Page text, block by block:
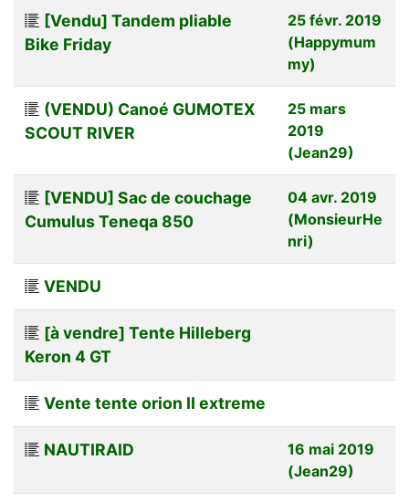
[Vendu] Tandem pliable
Bike Friday
25 févr. 2019
(Happymum
my)
(VENDU) Canoé GUMOTEX
SCOUT RIVER
25 mars
2019
(Jean29)
[VENDU] Sac de couchage
Cumulus Teneqa 850
04 avr. 2019
(MonsieurHe
nri)
VENDU
[à vendre] Tente Hilleberg
Keron 4 GT
Vente tente orion II extreme
NAUTIRAID
16 mai 2019
(Jean29)